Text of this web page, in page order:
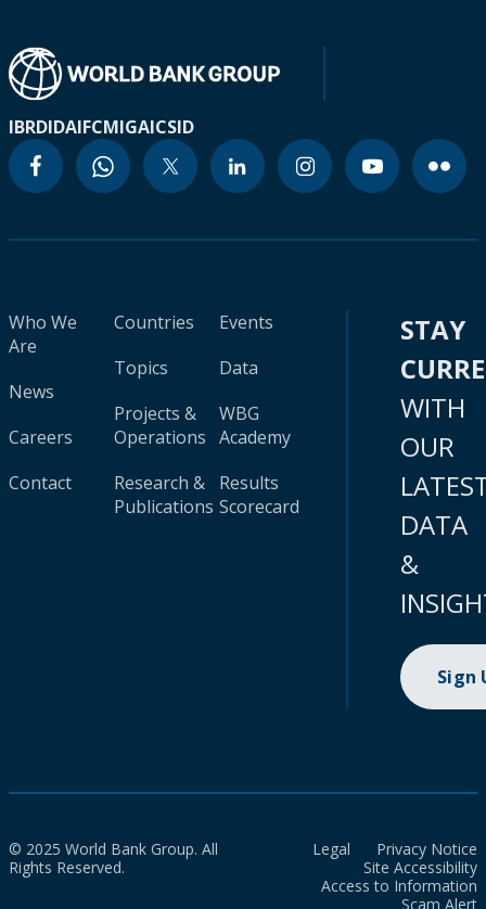
IBRDIDAIFCMIGAICSID
Who We
Are
News
Careers
Contact
Countries
Topics
Projects &
Operations
Research &
Publications
Events
Data
WBG
Academy
Results
Scorecard
STAY
WITH
OUR
DATA
&
Sign
© 2025 World Bank Group. All
Rights Reserved.
Legal
Privacy Notice
Site Accessibility
Access to Information
Scam Alert